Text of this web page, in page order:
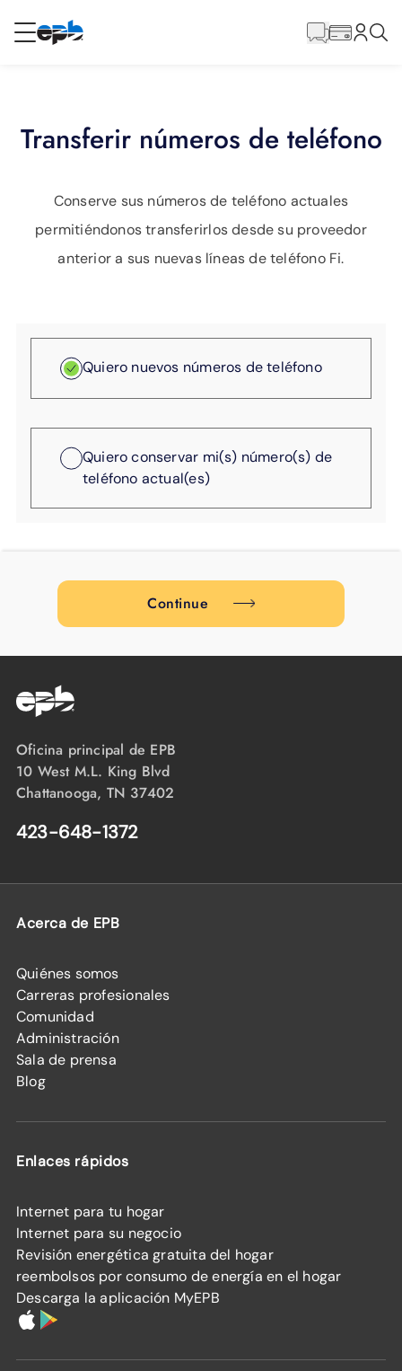
Internet
Energía
principal
Transferir números de teléfono
Conserve sus números de teléfono actuales
permitiéndonos transferirlos desde su proveedor
anterior a sus nuevas líneas de teléfono Fi.
Quiero nuevos números de teléfono
Quiero conservar mi(s) número(s) de
teléfono actual(es)
Continue
Oficina principal de EPB
10 West M.L. King Blvd
Chattanooga, TN 37402
423-648-1372
Acerca de EPB
Quiénes somos
Carreras profesionales
Comunidad
Administración
Sala de prensa
Blog
Enlaces rápidos
Internet para tu hogar
Internet para su negocio
Revisión energética gratuita del hogar
reembolsos por consumo de energía en el hogar
Descarga la aplicación MyEPB